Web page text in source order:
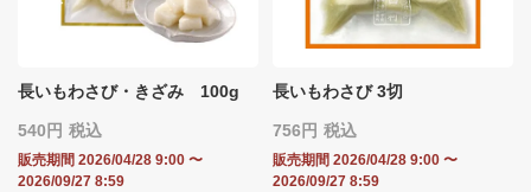
長いもわさび・きざみ 100g
540 税込
販売期間 2026/04/28 9:00 〜
2026/09/27 8:59
長いもわさび 3切
756 税込
販売期間 2026/04/28 9:00 〜
2026/09/27 8:59